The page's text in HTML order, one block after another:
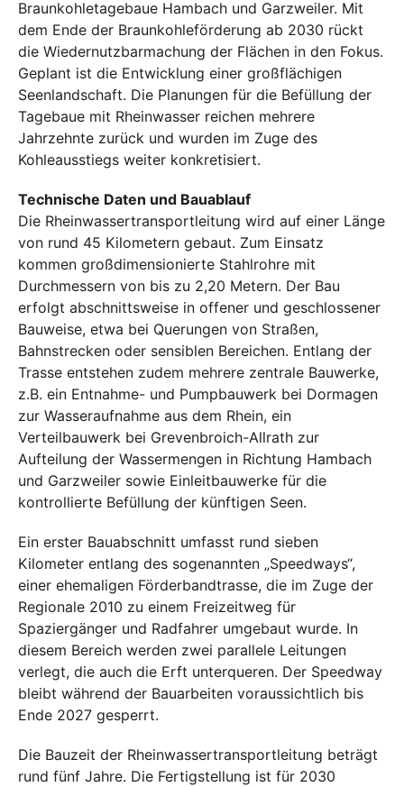
Braunkohletagebaue Hambach und Garzweiler. Mit
dem Ende der Braunkohleförderung ab 2030 rückt
die Wiedernutzbarmachung der Flächen in den Fokus.
Geplant ist die Entwicklung einer großflächigen
Seenlandschaft. Die Planungen für die Befüllung der
Tagebaue mit Rheinwasser reichen mehrere
Jahrzehnte zurück und wurden im Zuge des
Kohleausstiegs weiter konkretisiert.
Technische Daten und Bauablauf
Die Rheinwassertransportleitung wird auf einer Länge
von rund 45 Kilometern gebaut. Zum Einsatz
kommen großdimensionierte Stahlrohre mit
Durchmessern von bis zu 2,20 Metern. Der Bau
erfolgt abschnittsweise in offener und geschlossener
Bauweise, etwa bei Querungen von Straßen,
Bahnstrecken oder sensiblen Bereichen. Entlang der
Trasse entstehen zudem mehrere zentrale Bauwerke,
z.B. ein Entnahme- und Pumpbauwerk bei Dormagen
zur Wasseraufnahme aus dem Rhein, ein
Verteilbauwerk bei Grevenbroich-Allrath zur
Aufteilung der Wassermengen in Richtung Hambach
und Garzweiler sowie Einleitbauwerke für die
kontrollierte Befüllung der künftigen Seen.
Ein erster Bauabschnitt umfasst rund sieben
Kilometer entlang des sogenannten „Speedways“,
einer ehemaligen Förderbandtrasse, die im Zuge der
Regionale 2010 zu einem Freizeitweg für
Spaziergänger und Radfahrer umgebaut wurde. In
diesem Bereich werden zwei parallele Leitungen
verlegt, die auch die Erft unterqueren. Der Speedway
bleibt während der Bauarbeiten voraussichtlich bis
Ende 2027 gesperrt.
Die Bauzeit der Rheinwassertransportleitung beträgt
rund fünf Jahre. Die Fertigstellung ist für 2030